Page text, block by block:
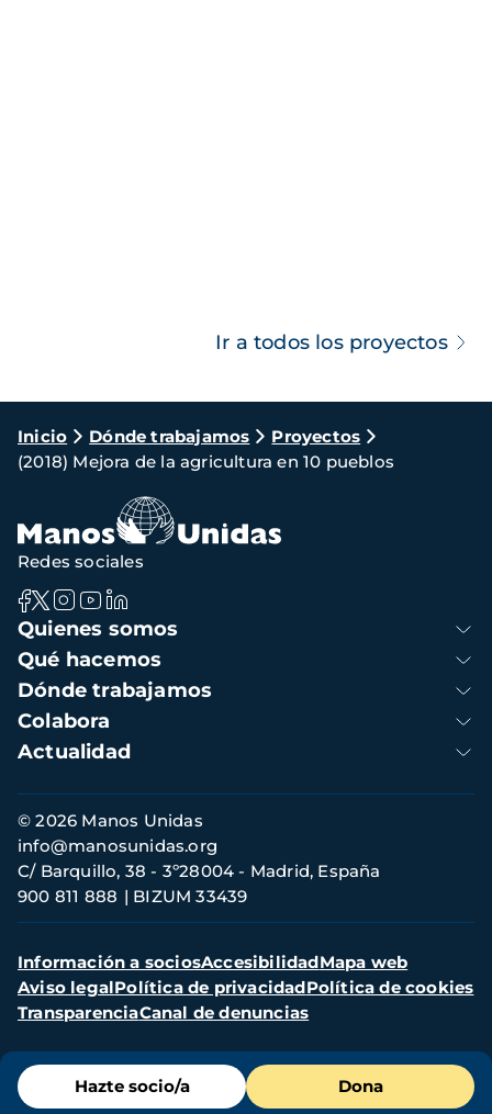
Ir a todos los proyectos
Ruta
de
navegación
Inicio Dónde trabajamos
Proyectos
(2018) Mejora de la agricultura en 10 pueblos
Menú
de
Hazte socio/a Dona
Navegación
principal
Quienes somos
Qué hacemos
Dónde trabajamos
Colabora
Actualidad
Redes sociales
Información
de
contacto
© 2026 Manos Unidas
C/ Barquillo, 38 - 3º28004 - Madrid, España
900 811 888
BIZUM 33439
info@manosunidas.org
Menú
secundario
Información a sociosAccesibilidadMapa web
Aviso legalPolítica de privacidadPolítica de cookies
TransparenciaCanal de denuncias